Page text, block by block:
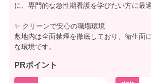
に、専門的な急性期看護を学びたい方に最
✨ クリーンで安心の職場環境
敷地内は全面禁煙を徹底しており、衛生面
な環境です。
PRポイント